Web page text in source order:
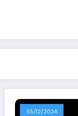
05/12/2024